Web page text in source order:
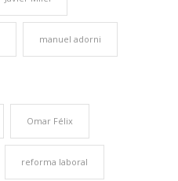
manuel adorni
Omar Félix
reforma laboral